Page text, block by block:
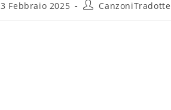
3 Febbraio 2025 CanzoniTradotte